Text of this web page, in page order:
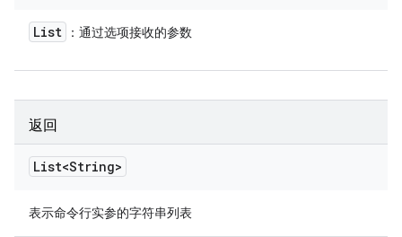
List ：通过选项接收的参数
返回
List<String>
表示命令行实参的字符串列表